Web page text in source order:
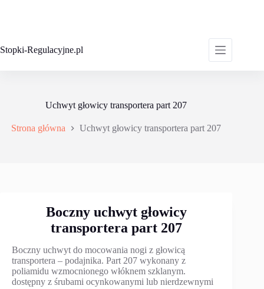
Stopki-Regulacyjne.pl
Uchwyt głowicy transportera part 207
Strona główna Uchwyt głowicy transportera part 207
Boczny uchwyt głowicy
transportera part 207
Boczny uchwyt do mocowania nogi z głowicą
transportera – podajnika. Part 207 wykonany z
poliamidu wzmocnionego włóknem szklanym.
dostępny z śrubami ocynkowanymi lub nierdzewnymi